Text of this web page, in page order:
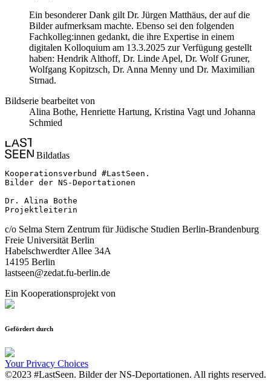
Ein besonderer Dank gilt Dr. Jürgen Matthäus, der auf die
Bilder aufmerksam machte. Ebenso sei den folgenden
Fachkolleg:innen gedankt, die ihre Expertise in einem
digitalen Kolloquium am 13.3.2025 zur Verfügung gestellt
haben: Hendrik Althoff, Dr. Linde Apel, Dr. Wolf Gruner,
Wolfgang Kopitzsch, Dr. Anna Menny und Dr. Maximilian
Strnad.
Bildserie bearbeitet von
Alina Bothe, Henriette Hartung, Kristina Vagt und Johanna
Schmied
Bildatlas
Kooperationsverbund #LastSeen.
Bilder der NS-Deportationen
Dr. Alina Bothe
Projektleiterin
c/o Selma Stern Zentrum für Jüdische Studien Berlin-Brandenburg
Freie Universität Berlin
Habelschwerdter Allee 34A
14195 Berlin
lastseen@zedat.fu-berlin.de
Ein Kooperationsprojekt von
Gefördert durch
Your Privacy Choices
©2023 #LastSeen. Bilder der NS-Deportationen. All rights reserved.